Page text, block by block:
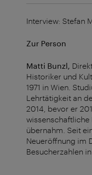
Interview: Stefan
Zur Person
Matti Bunzl,
Historiker und
1971 in Wien.
Lehrtätigkeit an
2014, bevor er
wissenschaftliche
übernahm. Seit
Neueröffnung im
Besucherzahlen